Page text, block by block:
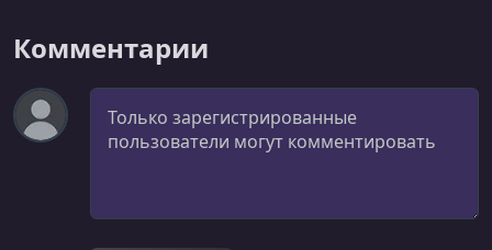
Комментарии
Комментарий